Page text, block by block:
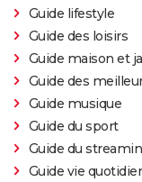
Guide lifestyle
Guide des loisirs
Guide maison et
Guide des
Guide musique
Guide du sport
Guide du
Guide vie